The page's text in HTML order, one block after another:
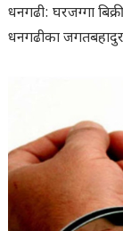
धनगढी: घरजग्गा
धनगढीका